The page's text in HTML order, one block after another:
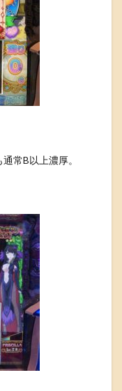
常B以上濃厚。